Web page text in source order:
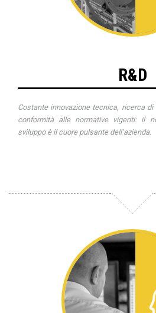
R&D
Costante innovazione tecnica, ricerca
conformità alle normative vigenti: il
sviluppo è il cuore pulsante dell’azienda.